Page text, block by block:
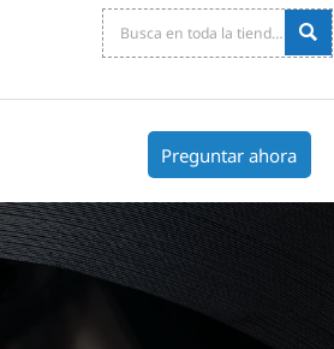

Preguntar ahora